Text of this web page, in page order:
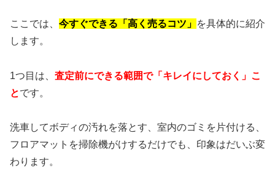
ここでは、 今すぐできる「高く売るコツ」 を具体的に紹介
します。
1つ目は、 査定前にできる範囲で「キレイにしておく」こ
とです。
洗車してボディの汚れを落とす、室内のゴミを片付ける、
フロアマットを掃除機がけするだけでも、印象はだいぶ変
わります。